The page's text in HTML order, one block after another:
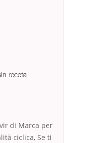
receta
di Marca per
ciclica, Se ti